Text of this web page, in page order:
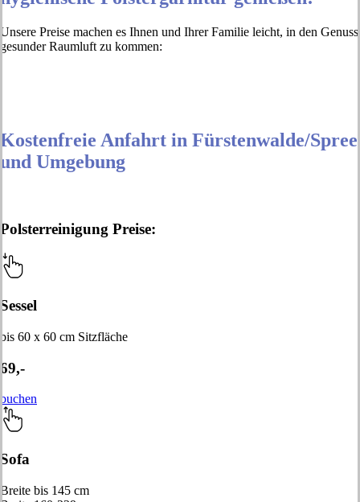
Unsere Preise machen es Ihnen und Ihrer Familie leicht, in den Genuss
gesunder Raumluft zu kommen:
Kostenfreie Anfahrt in Fürstenwalde/Spree
und Umgebung
Polsterreinigung Preise:
Sessel
bis 60 x 60 cm Sitzfläche
69,-
buchen
Sofa
Breite bis 145 cm